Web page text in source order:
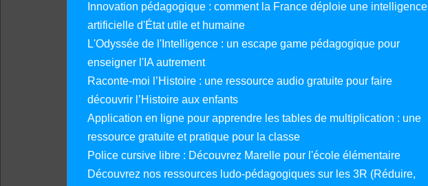
Innovation pédagogique : comment la France déploie une intelligence
artificielle d'État utile et humaine
L'Odyssée de l'Intelligence : un escape game pédagogique pour
enseigner l'IA autrement
Raconte-moi l’Histoire : une ressource audio gratuite pour faire
découvrir l’Histoire aux enfants
Application en ligne pour apprendre les tables de multiplication : une
ressource gratuite et pratique pour la classe
Police cursive libre : Découvrez Marelle pour l'école élémentaire
Découvrez nos ressources ludo-pédagogiques sur les 3R (Réduire,